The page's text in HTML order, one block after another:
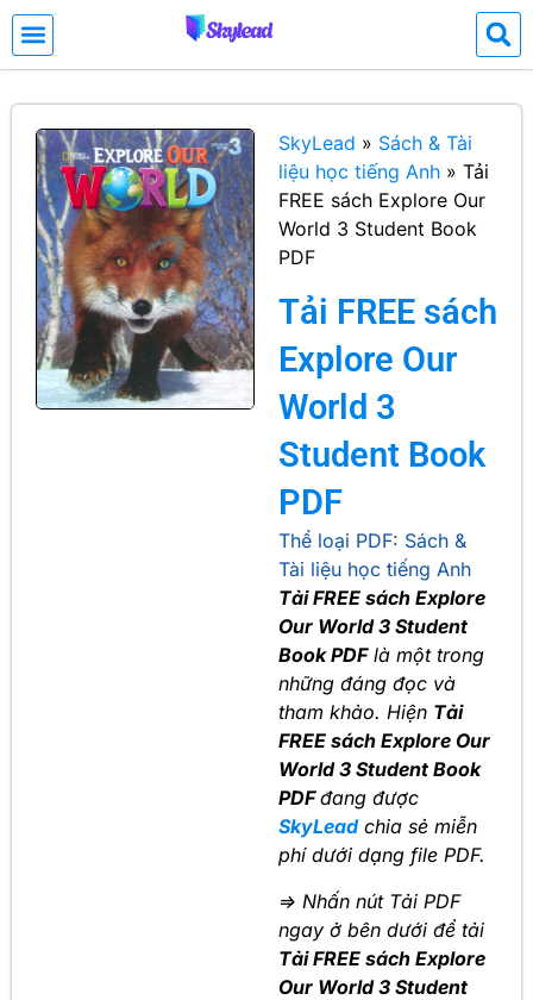
SkyLead » Sách & Tài
liệu học tiếng Anh » Tải
FREE sách Explore Our
World 3 Student Book
PDF
Tải FREE sách
Explore Our
World 3
Student Book
PDF
Thể loại PDF: Sách &
Tài liệu học tiếng Anh
Tải FREE sách Explore
Our World 3 Student
Book PDFlà một trong
những đáng đọc và
tham khảo. Hiện Tải
FREE sách Explore Our
World 3 Student Book
PDFđang được
SkyLeadchia sẻ miễn
phí dưới dạng file PDF.
=> Nhấn nút Tải PDF
ngay ở bên dưới để tải
Tải FREE sách Explore
Our World 3 Student